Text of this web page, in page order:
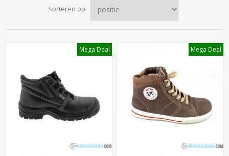
Sorteren op
Mega Deal Mega Deal